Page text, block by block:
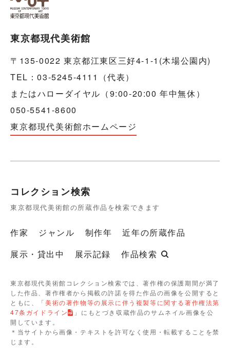
東京都現代美術館
〒135-0022 東京都江東区三好4-1-1(木場公園内)
TEL：03-5245-4111（代表）
またはハローダイヤル（9:00-20:00 年中無休）
050-5541-8600
東京都現代美術館ホームページ
コレクション検索
東京都現代美術館の所蔵作品を検索できます
作家 ジャンル 制作年
近年の所蔵作品
展示・貸出中
展示記録 作品検索
東京都現代美術館コレクション検索では、著作権の保護期間が満了
した作品、著作権者から掲載の許諾を得た作品の画像を公開すると
ともに、「美術の著作物等の展示に伴う複製等に関する著作権法第
47条ガイドライン
」にもとづき収蔵作品のサムネイル画像を公
開しています。
＊当サイトから画像・テキストを許可なく使用・転載することを禁
じます。